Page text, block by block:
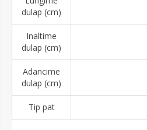
dulap (cm)
Inaltime
dulap (cm)
Adancime
dulap (cm)
Tip pat